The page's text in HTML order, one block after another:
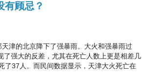
有顾忌？
的北京降下了强暴雨。大火和强暴雨过
强大的反差，尤其在死亡人数上更是相差几
了37人。而民间数据显示，天津大火死亡在